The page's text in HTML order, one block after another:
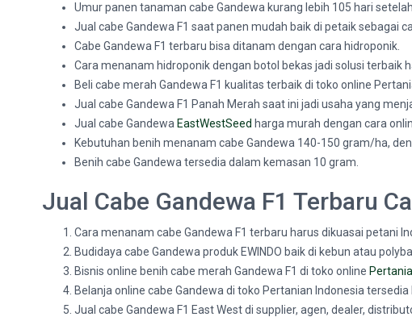
Umur panen tanaman cabe Gandewa kurang lebih 105 hari
Jual cabe Gandewa F1 saat panen mudah baik di petaik sebagai
Cabe Gandewa F1 terbaru bisa ditanam dengan cara hidroponik.
Cara menanam hidroponik dengan botol bekas jadi solusi terbaik
Beli cabe merah Gandewa F1 kualitas terbaik di toko online
Jual cabe Gandewa F1 Panah Merah saat ini jadi usaha yang
Jual cabe Gandewa EastWestSeed harga murah dengan cara
Kebutuhan benih menanam cabe Gandewa 140-150 gram/ha,
Benih cabe Gandewa tersedia dalam kemasan 10 gram.
Jual Cabe Gandewa F1 Terbaru
Cara menanam cabe Gandewa F1 terbaru harus dikuasai petani
Budidaya cabe Gandewa produk EWINDO baik di kebun atau
Bisnis online benih cabe merah Gandewa F1 di toko online
Belanja online cabe Gandewa di toko Pertanian Indonesia
Jual cabe Gandewa F1 East West di supplier, agen, dealer,